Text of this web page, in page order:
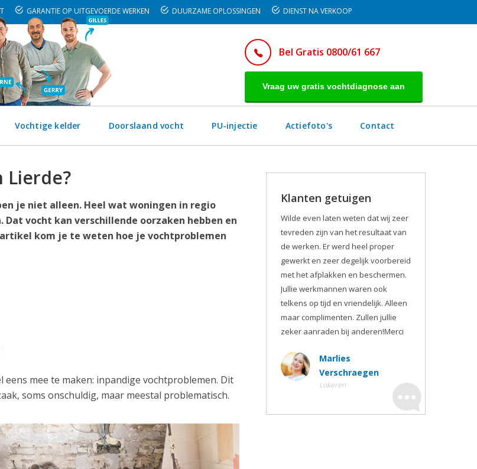
GARANTIE OP UITGEVOERDE WERKEN DUURZAME OPLOSSINGEN DIENST NA VERKOOP
Bel Gratis 0800/61 667
Vraag uw gratis vochtdiagnose aan
Vochtige kelder Doorslaand vocht PU-injectie Actiefoto's Contact
Lierde?
je niet alleen. Heel wat woningen in regio
vocht kan verschillende oorzaken hebben en
kom je te weten hoe je vochtproblemen
mee te maken: inpandige vochtproblemen. Dit
soms onschuldig, maar meestal problematisch.
Klanten getuigen
Wilde even laten weten dat wij zeer
tevreden zijn van het resultaat van
de werken. Er werd heel proper
gewerkt en zeer degelijk voorbereid
met het afplakken en beschermen.
Jullie werkmannen waren ook
telkens op tijd en vriendelijk. Alleen
maar complimenten. Zullen jullie
zeker aanraden bij anderen!Merci
Marlies
Verschraegen
Lokeren